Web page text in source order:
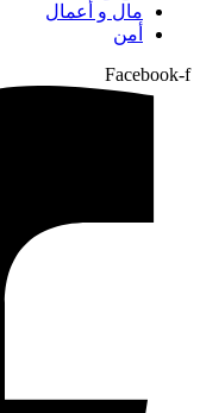
مال و أعمال
أمن
Facebook-f